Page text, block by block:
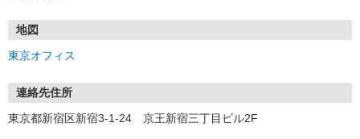
地図
東京オフィス
連絡先住所
東京都新宿区新宿3-1-24 京王新宿三丁目ビル2F